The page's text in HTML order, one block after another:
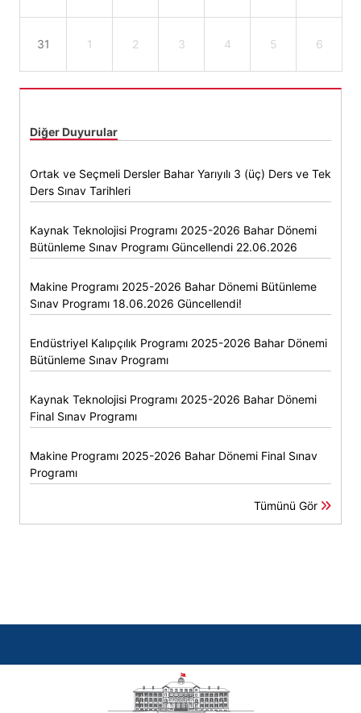
31 1 2 3 4 5 6
Diğer Duyurular
Ortak ve Seçmeli Dersler Bahar Yarıyılı 3 (üç) Ders ve Tek
Ders Sınav Tarihleri
Kaynak Teknolojisi Programı 2025-2026 Bahar Dönemi
Bütünleme Sınav Programı Güncellendi 22.06.2026
Makine Programı 2025-2026 Bahar Dönemi Bütünleme
Sınav Programı 18.06.2026 Güncellendi!
Endüstriyel Kalıpçılık Programı 2025-2026 Bahar Dönemi
Bütünleme Sınav Programı
Kaynak Teknolojisi Programı 2025-2026 Bahar Dönemi
Final Sınav Programı
Makine Programı 2025-2026 Bahar Dönemi Final Sınav
Programı
Tümünü Gör